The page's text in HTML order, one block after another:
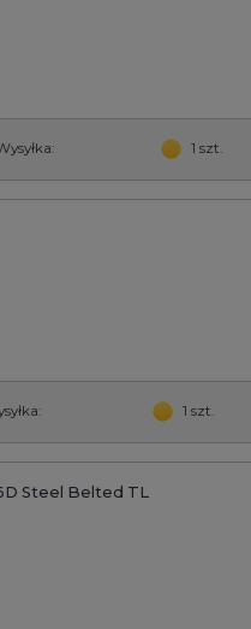
1 szt.
1 szt.
Steel Belted TL